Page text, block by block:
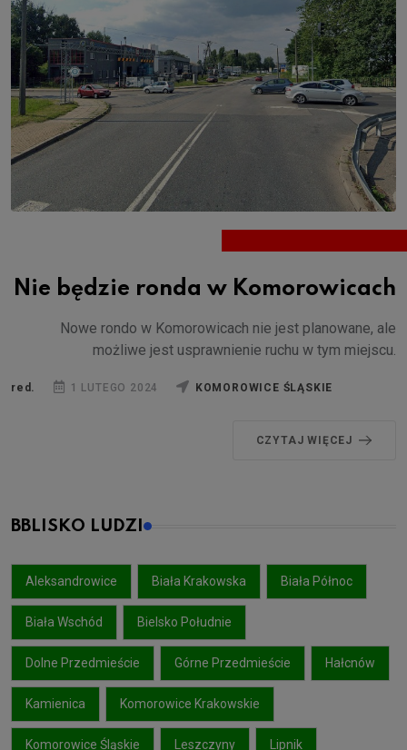
Nie będzie ronda w Komorowicach
Nowe rondo w Komorowicach nie jest planowane, ale
możliwe jest usprawnienie ruchu w tym miejscu.
red. 1 LUTEGO 2024 KOMOROWICE ŚLĄSKIE
CZYTAJ WIĘCEJ
BBLISKO LUDZI
Aleksandrowice Biała Krakowska Biała Północ
Biała Wschód Bielsko Południe
Dolne Przedmieście Górne Przedmieście Hałcnów
Kamienica Komorowice Krakowskie
Komorowice Śląskie Leszczyny Lipnik